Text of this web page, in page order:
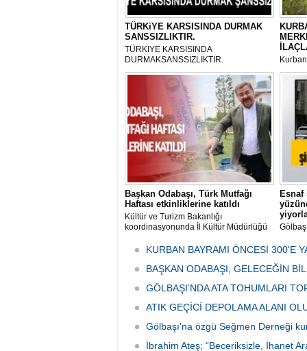
TÜRKiYE KARSISINDA DURMAK
SANSSIZLIKTIR.
TÜRKIYE KARSISINDA
DURMAKSANSSIZLIKTIR.
ve
her
Başkan Odabaşı, Türk Mutfağı
Haftası etkinliklerine katıldı
Kültür ve Turizm Bakanlığı
koordinasyonunda İl Kültür Müdürlüğü
Haftası" etkinlikleri Ankara'da devam
KURBAN BAYRAMI ÖNCESİ 300'E
BAŞKAN ODABAŞI, GELECEĞİN
GÖLBAŞI’NDA ATA TOHUMLARI
ATIK GEÇİCİ DEPOLAMA ALANI
Gölbaşı'na özgü Seğmen Derneği
İbrahim Ateş; “Beceriksizle, İhanet